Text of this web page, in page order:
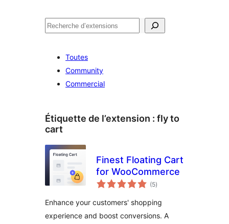
Rechercher
Toutes
Community
Commercial
Étiquette de l’extension : fly to
cart
Finest Floating Cart
for WooCommerce
(5notes
en
)
Enhance your customers' shopping
experience and boost conversions. A